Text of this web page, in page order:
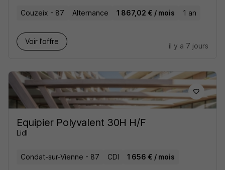
Couzeix - 87 Alternance 1 867,02 € / mois 1 an
Voir l’offre
il y a 7 jours
Equipier Polyvalent 30H H/F
Lidl
Condat-sur-Vienne - 87 CDI 1 656 € / mois